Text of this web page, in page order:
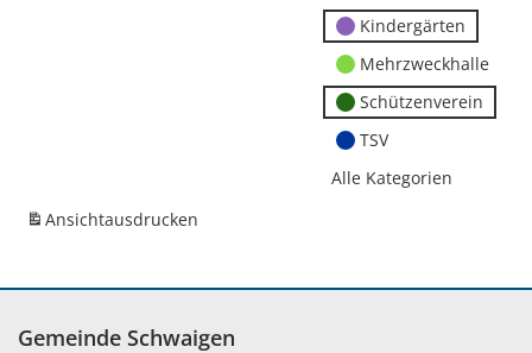
Kindergärten
Mehrzweckhalle
Schützenverein
TSV
Alle Kategorien
Ansichtausdrucken
Gemeinde Schwaigen